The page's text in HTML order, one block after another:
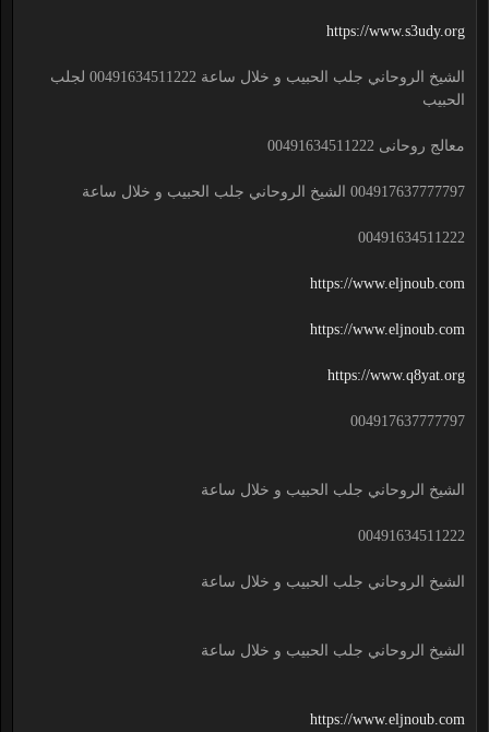
https://www.s3udy.org
الشيخ الروحاني جلب الحبيب و خلال ساعة 00491634511222 لجلب
الحبيب
معالج روحانى 00491634511222
004917637777797 الشيخ الروحاني جلب الحبيب و خلال ساعة
00491634511222
https://www.eljnoub.com
https://www.eljnoub.com
https://www.q8yat.org
004917637777797
الشيخ الروحاني جلب الحبيب و خلال ساعة
00491634511222
الشيخ الروحاني جلب الحبيب و خلال ساعة
الشيخ الروحاني جلب الحبيب و خلال ساعة
https://www.eljnoub.com